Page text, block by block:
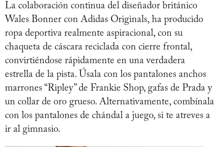
La colaboración continua del diseñador británico
Wales Bonner con Adidas Originals, ha producido
ropa deportiva realmente aspiracional, con su
chaqueta de cáscara reciclada con cierre frontal,
convirtiéndose rápidamente en una verdadera
estrella de la pista. Úsala con los pantalones anchos
marrones “Ripley” de Frankie Shop, gafas de Prada y
un collar de oro grueso. Alternativamente, combínala
con los pantalones de chándal a juego, si te atreves a
ir al gimnasio.